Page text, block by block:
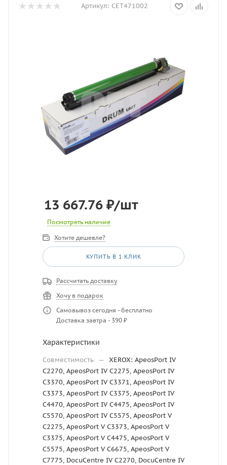
Артикул: CET471002
13 667.76 ₽/шт
Посмотреть наличие
Хотите дешевле?
КУПИТЬ В 1 КЛИК
Рассчитать доставку
Хочу в подарок
Самовывоз сегодня - бесплатно
Доставка завтра - 390 ₽
Характеристики
Совместимость —
XEROX: ApeosPort IV
C2270, ApeosPort IV C2275, ApeosPort IV
C3370, ApeosPort IV C3371, ApeosPort IV
C3373, ApeosPort IV C3375, ApeosPort IV
C4470, ApeosPort IV C4475, ApeosPort IV
C5570, ApeosPort IV C5575, ApeosPort V
C2275, ApeosPort V C3373, ApeosPort V
C3375, ApeosPort V C4475, ApeosPort V
C5575, ApeosPort V C6675, ApeosPort V
C7775, DocuCentre IV C2270, DocuCentre IV